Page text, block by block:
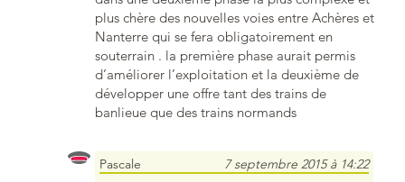
plus chère des nouvelles voies entre Achères et
Nanterre qui se fera obligatoirement en
souterrain . la première phase aurait permis
d’améliorer l’exploitation et la deuxième de
développer une offre tant des trains de
banlieue que des trains normands
Pascale 7 septembre 2015 à 14:22